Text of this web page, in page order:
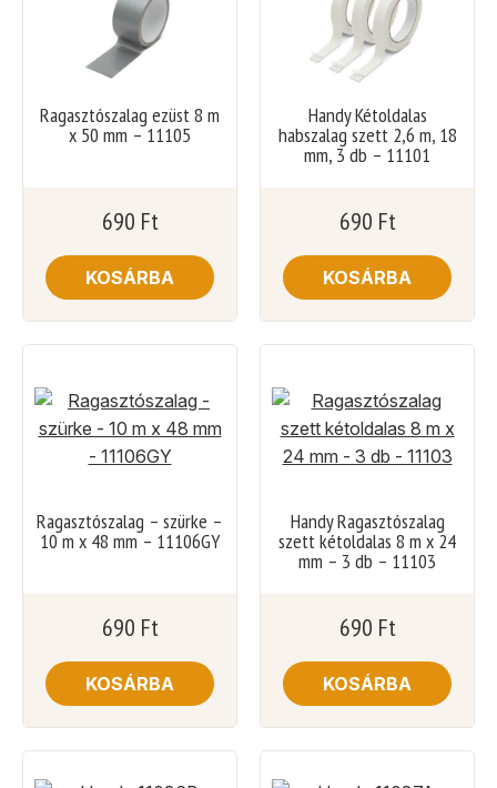
Ragasztószalag ezüst 8 m
x 50 mm – 11105
690 Ft
KOSÁRBA
Handy Kétoldalas
habszalag szett 2,6 m, 18
mm, 3 db – 11101
690 Ft
KOSÁRBA
Ragasztószalag – szürke –
10 m x 48 mm – 11106GY
690 Ft
KOSÁRBA
Handy Ragasztószalag
szett kétoldalas 8 m x 24
mm – 3 db – 11103
690 Ft
KOSÁRBA